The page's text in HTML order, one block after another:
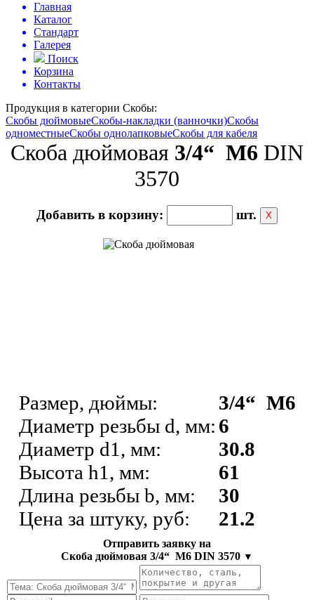
Главная
Каталог
Стандарт
Галерея
Поиск
Корзина
Контакты
Продукция в категории Скобы:
Скобы дюймовыеСкобы-накладки (ванночки)Скобы
одноместныеСкобы однолапковыеСкобы для кабеля
Скоба дюймовая 3/4“ М6 DIN
3570
Добавить в корзину: шт. Х
Размер, дюймы:
Диаметр резьбы d, мм:
Диаметр d1, мм:
Высота h1, мм:
Длина резьбы b, мм:
Цена за штуку, руб:
3/4“ М6
6
30.8
61
30
21.2
Отправить заявку на
Скоба дюймовая 3/4“ М6 DIN 3570 ▼